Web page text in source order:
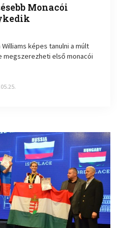
Monacói
képes tanulni a múlt
megszerezheti első monacói